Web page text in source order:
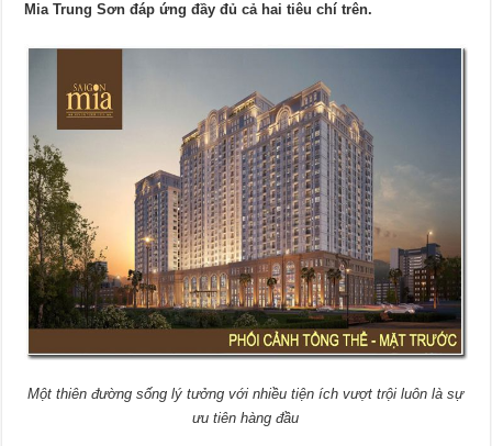
Mia Trung Sơnđáp ứng đầy đủ cả hai tiêu chí trên.
Một thiên đường sống lý tưởng với nhiều tiện ích vượt trội luôn là sự
ưu tiên hàng đầu